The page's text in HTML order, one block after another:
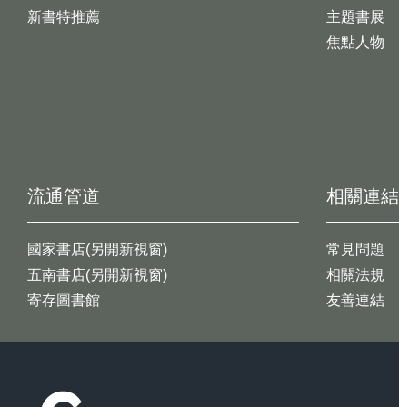
新書特推薦
主題書展
焦點人物
流通管道
國家書店(另開新視窗)
五南書店(另開新視窗)
寄存圖書館
相關連結
常見問題
相關法規
友善連結